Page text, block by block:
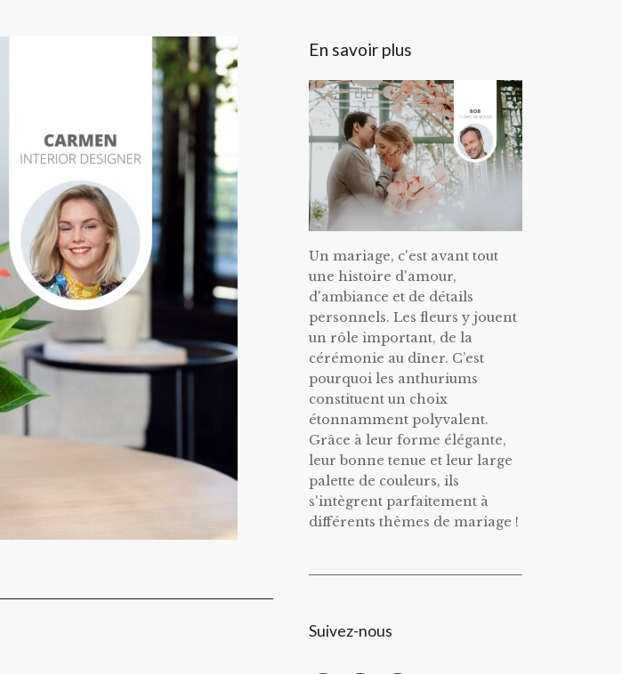
En savoir plus
Un mariage, c'est avant tout
une histoire d'amour,
d'ambiance et de détails
personnels. Les fleurs y jouent
un rôle important, de la
cérémonie au dîner. C’est
pourquoi les anthuriums
constituent un choix
étonnamment polyvalent.
Grâce à leur forme élégante,
leur bonne tenue et leur large
palette de couleurs, ils
s'intègrent parfaitement à
différents thèmes de mariage !
Suivez-nous